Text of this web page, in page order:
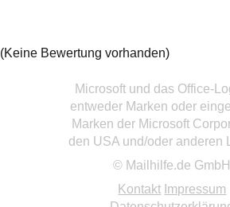
(Keine Bewertung vorhanden)
Microsoft und das Office-
entweder Marken oder
Marken der Microsoft
den USA und/oder anderen
© Mailhilfe.de GmbH
Kontakt Impressum